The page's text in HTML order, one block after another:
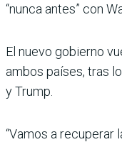
“nunca antes” con
El nuevo gobierno
ambos países, tras
y Trump.
“Vamos a recuperar